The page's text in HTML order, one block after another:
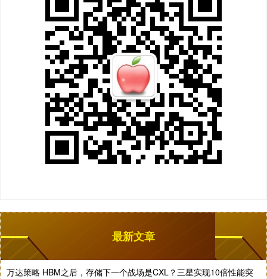
最新文章
万达策略 HBM之后，存储下一个战场是CXL？三星实现10倍性能突